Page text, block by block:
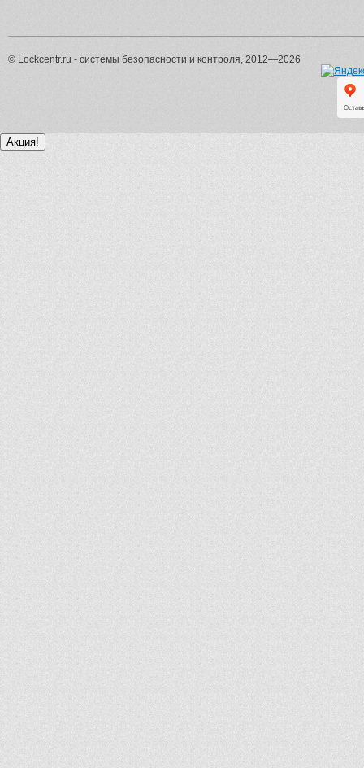
© Lockcentr.ru - системы безопасности и контроля, 2012—2026
Акция!